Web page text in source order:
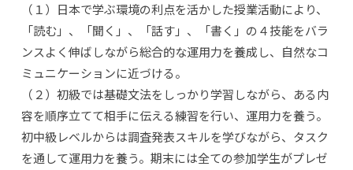
（１）日本で学ぶ環境の利点を活かした授業活動により、
「読む」、「聞く」、「話す」、「書く」の４技能をバラ
ンスよく伸ばしながら総合的な運用力を養成し、自然なコ
ミュニケーションに近づける。
（２）初級では基礎文法をしっかり学習しながら、ある内
容を順序立てて相手に伝える練習を行い、運用力を養う。
初中級レベルからは調査発表スキルを学びながら、タスク
を通して運用力を養う。期末には全ての参加学生がプレゼ